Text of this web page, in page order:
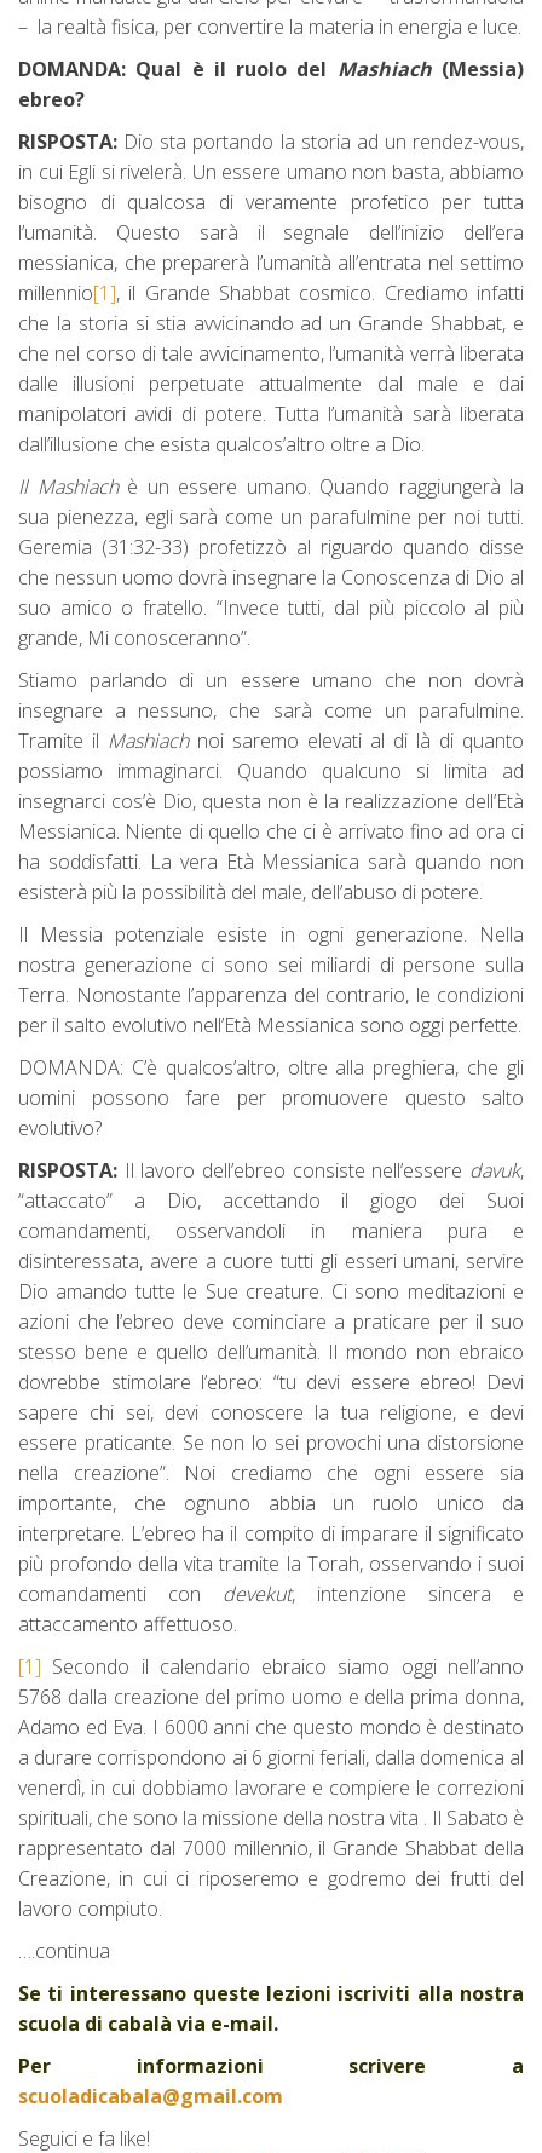
– la realtà fisica, per convertire la materia in energia e luce.
DOMANDA: Qual è il ruolo del Mashiach(Messia)
ebreo?
RISPOSTA: Dio sta portando la storia ad un rendez-vous,
in cui Egli si rivelerà. Un essere umano non basta, abbiamo
bisogno di qualcosa di veramente profetico per tutta
l’umanità. Questo sarà il segnale dell’inizio dell’era
messianica, che preparerà l’umanità all’entrata nel settimo
millennio[1], il Grande Shabbat cosmico. Crediamo infatti
che la storia si stia avvicinando ad un Grande Shabbat, e
che nel corso di tale avvicinamento, l’umanità verrà liberata
dalle illusioni perpetuate attualmente dal male e dai
manipolatori avidi di potere. Tutta l’umanità sarà liberata
dall’illusione che esista qualcos’altro oltre a Dio.
Il Mashiachè un essere umano. Quando raggiungerà la
sua pienezza, egli sarà come un parafulmine per noi tutti.
Geremia (31:32-33) profetizzò al riguardo quando disse
che nessun uomo dovrà insegnare la Conoscenza di Dio al
suo amico o fratello. “Invece tutti, dal più piccolo al più
grande, Mi conosceranno”.
Stiamo parlando di un essere umano che non dovrà
insegnare a nessuno, che sarà come un parafulmine.
Tramite il Mashiachnoi saremo elevati al di là di quanto
possiamo immaginarci. Quando qualcuno si limita ad
insegnarci cos’è Dio, questa non è la realizzazione dell’Età
Messianica. Niente di quello che ci è arrivato fino ad ora ci
ha soddisfatti. La vera Età Messianica sarà quando non
esisterà più la possibilità del male, dell’abuso di potere.
Il Messia potenziale esiste in ogni generazione. Nella
nostra generazione ci sono sei miliardi di persone sulla
Terra. Nonostante l’apparenza del contrario, le condizioni
per il salto evolutivo nell’Età Messianica sono oggi perfette.
DOMANDA: C’è qualcos’altro, oltre alla preghiera, che gli
uomini possono fare per promuovere questo salto
evolutivo?
RISPOSTA: Il lavoro dell’ebreo consiste nell’essere davuk,
“attaccato” a Dio, accettando il giogo dei Suoi
comandamenti, osservandoli in maniera pura e
disinteressata, avere a cuore tutti gli esseri umani, servire
Dio amando tutte le Sue creature. Ci sono meditazioni e
azioni che l’ebreo deve cominciare a praticare per il suo
stesso bene e quello dell’umanità. Il mondo non ebraico
dovrebbe stimolare l’ebreo: “tu devi essere ebreo! Devi
sapere chi sei, devi conoscere la tua religione, e devi
essere praticante. Se non lo sei provochi una distorsione
nella creazione”. Noi crediamo che ogni essere sia
importante, che ognuno abbia un ruolo unico da
interpretare. L’ebreo ha il compito di imparare il significato
più profondo della vita tramite la Torah, osservando i suoi
comandamenti con devekut, intenzione sincera e
attaccamento affettuoso.
[1] Secondo il calendario ebraico siamo oggi nell’anno
5768 dalla creazione del primo uomo e della prima donna,
Adamo ed Eva. I 6000 anni che questo mondo è destinato
a durare corrispondono ai 6 giorni feriali, dalla domenica al
venerdì, in cui dobbiamo lavorare e compiere le correzioni
spirituali, che sono la missione della nostra vita . Il Sabato è
rappresentato dal 7000 millennio, il Grande Shabbat della
Creazione, in cui ci riposeremo e godremo dei frutti del
lavoro compiuto.
….continua
Se ti interessano queste lezioni iscriviti alla nostra
scuola di cabalà via e-mail.
Per informazioni scrivere a
scuoladicabala@gmail.com
Seguici e fa like!